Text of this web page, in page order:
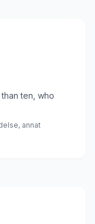
ten, who
annat